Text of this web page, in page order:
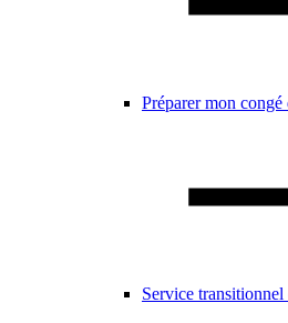
Préparer mon
Service